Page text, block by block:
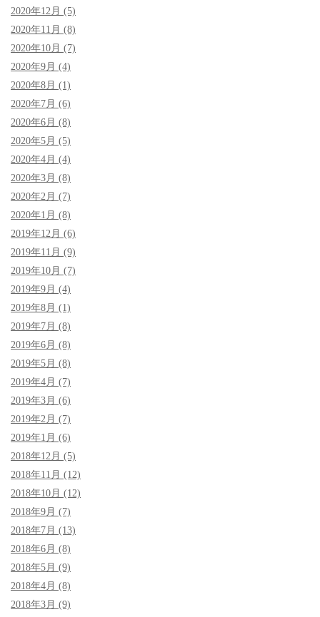
2020年12月 (5)
2020年11月 (8)
2020年10月 (7)
2020年9月 (4)
2020年8月 (1)
2020年7月 (6)
2020年6月 (8)
2020年5月 (5)
2020年4月 (4)
2020年3月 (8)
2020年2月 (7)
2020年1月 (8)
2019年12月 (6)
2019年11月 (9)
2019年10月 (7)
2019年9月 (4)
2019年8月 (1)
2019年7月 (8)
2019年6月 (8)
2019年5月 (8)
2019年4月 (7)
2019年3月 (6)
2019年2月 (7)
2019年1月 (6)
2018年12月 (5)
2018年11月 (12)
2018年10月 (12)
2018年9月 (7)
2018年7月 (13)
2018年6月 (8)
2018年5月 (9)
2018年4月 (8)
2018年3月 (9)